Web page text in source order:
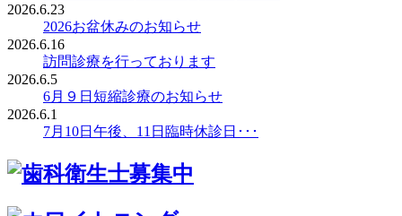
2026.6.23
2026お盆休みのお知らせ
2026.6.16
訪問診療を行っております
2026.6.5
6月９日短縮診療のお知らせ
2026.6.1
7月10日午後、11日臨時休診日･･･